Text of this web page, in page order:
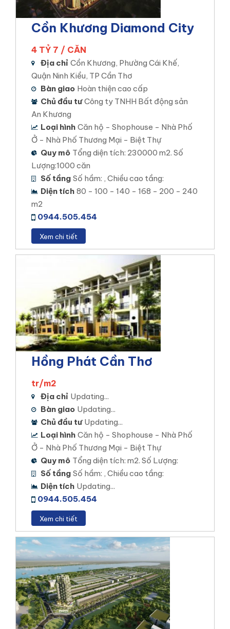
number=+84944505454
Hotline hỗ trợ dự án 24/7 : 0949.124.589
Chúng tôi hổ trợ khách hàng nhanh chóng tìm được nhà
phố ưng ý nhất. Quý khách hàng liên hệ với chúng tôi để
tôi được tư vấn và hỗ trợ miễn phí xem các nhà phố tại
Bình Thủy
Các dự án chúng tôi đang phân phối tại Cần Thơ?
Các dự án đất nền nhà phố tại Cần Thơ
STELLA MEGA CITY
Vị trí dự án: Đường Đặng Văn Dày, phường Bình
Thủy,Bình Thủy, Cần Thơ
Thương mại
Diện tích khu đất: 150 ha
Tổng số sản phẩm: 5000 sản phẩm chia làm nhiều
đợt mở bán.
Xem chi tiết
Stella Mega City
STK AN BÌNH
Vị trí dự án: Phường An Bình, Quận Ninh Kiều, TP.
Cần Thơ.
Loại hình đầu tư: Nhà Phố – Biệt Thự – Shophouse
– Thương mại
Diện tích khu đất: 10,5 ha
Mật độ xây dựng: 45%
Tổng số sản phẩm: 339 sản phẩm.
Cồn Khương Diamond City
4 TỶ 7 / CĂN
Địa chỉ Cồn Khương, Phường Cái Khế,
Quận Ninh Kiều, TP Cần Thơ
Bàn giao Hoàn thiện cao cấp
Chủ đầu tư Công ty TNHH Bất động sản
An Khương
Loại hình Căn hộ - Shophouse - Nhà Phố
Ở - Nhà Phố Thương Mại - Biệt Thự
Quy mô Tổng diện tích: 230000 m2. Số
Lượng:1000 căn
Số tầng Số hầm: , Chiều cao tầng:
Diện tích 80 - 100 - 140 - 168 - 200 - 240
m2
0944.505.454
Xem chi tiết
Hồng Phát Cần Thơ
tr/m2
Địa chỉ Updating...
Bàn giao Updating...
Chủ đầu tư Updating...
Loại hình Căn hộ - Shophouse - Nhà Phố
Ở - Nhà Phố Thương Mại - Biệt Thự
Quy mô Tổng diện tích: m2. Số Lượng:
Số tầng Số hầm: , Chiều cao tầng:
Diện tích Updating...
0944.505.454
Xem chi tiết